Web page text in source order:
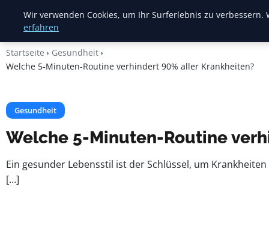
Heide Rundum
Startseite
Gesundheit
Welche 5-Minuten-Routine verhindert 90% aller Krankheiten?
Gesundheit
Welche 5-Minuten-Routine
Ein gesunder Lebensstil ist der Schlüssel, um
[…]
Wir verwenden Cookies, um Ihr Surferlebnis zu
erfahren